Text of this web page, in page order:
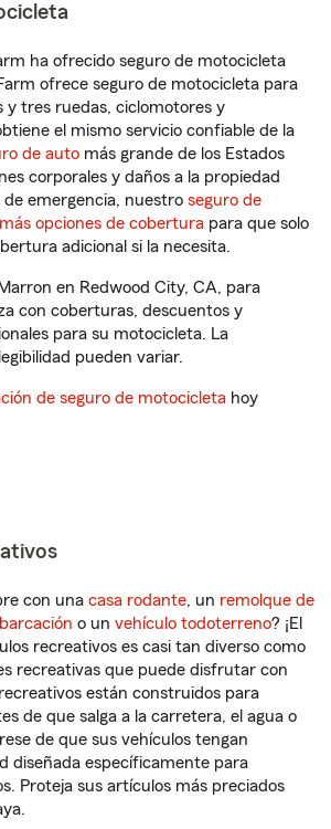
ha ofrecido seguro de motocicleta
ofrece seguro de motocicleta para
y tres ruedas, ciclomotores y
el mismo servicio confiable de la
de auto más grande de los Estados
corporales y daños a la propiedad
de emergencia, nuestro seguro de
más opciones de cobertura para que solo
adicional si la necesita.
en Redwood City, CA, para
con coberturas, descuentos y
para su motocicleta. La
pueden variar.
de seguro de motocicleta hoy
con una casa rodante, un remolque de
o un vehículo todoterreno? ¡El
recreativos es casi tan diverso como
recreativas que puede disfrutar con
están construidos para
de que salga a la carretera, el agua o
de que sus vehículos tengan
diseñada específicamente para
Proteja sus artículos más preciados